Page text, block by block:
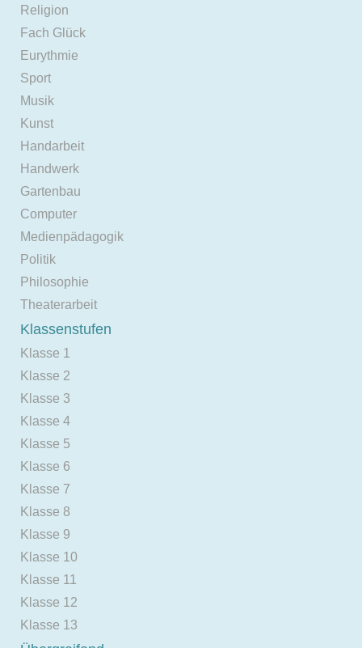
Religion
Fach Glück
Eurythmie
Sport
Musik
Kunst
Handarbeit
Handwerk
Gartenbau
Computer
Medienpädagogik
Politik
Philosophie
Theaterarbeit
Klassenstufen
Klasse 1
Klasse 2
Klasse 3
Klasse 4
Klasse 5
Klasse 6
Klasse 7
Klasse 8
Klasse 9
Klasse 10
Klasse 11
Klasse 12
Klasse 13